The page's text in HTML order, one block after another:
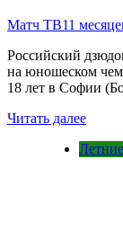
Матч ТВ11
Российский
на юношеском
18 лет в Софии
Читать далее